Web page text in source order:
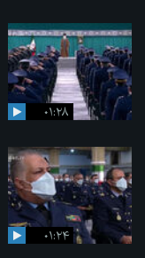
۰۱:۲۸
۰۱:۲۴